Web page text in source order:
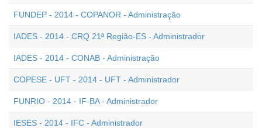
FUNDEP - 2014 - COPANOR - Administração
IADES - 2014 - CRQ 21ª Região-ES - Administrador
IADES - 2014 - CONAB - Administração
COPESE - UFT - 2014 - UFT - Administrador
FUNRIO - 2014 - IF-BA - Administrador
IESES - 2014 - IFC - Administrador